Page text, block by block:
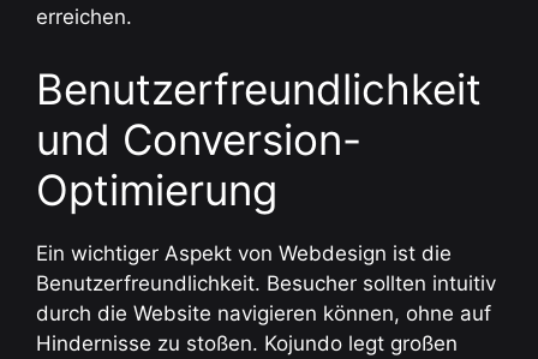
erreichen.
Benutzerfreundlichkeit
und Conversion-
Optimierung
Ein wichtiger Aspekt von Webdesign ist die
Benutzerfreundlichkeit. Besucher sollten intuitiv
durch die Website navigieren können, ohne auf
Hindernisse zu stoßen. Kojundo legt großen